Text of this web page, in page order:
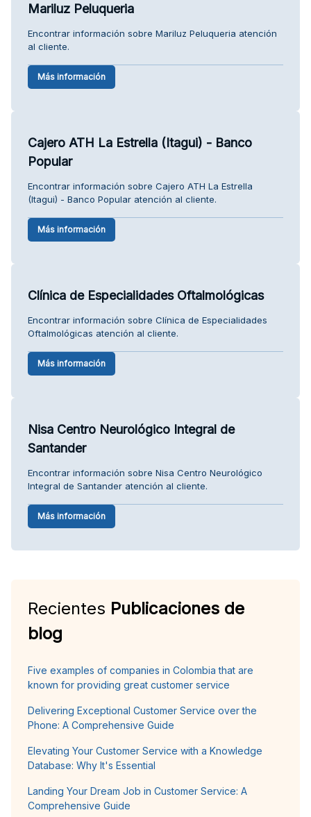
Mariluz Peluqueria
Encontrar información sobre Mariluz Peluqueria atención
al cliente.
Más información
Cajero ATH La Estrella (Itagui) - Banco
Popular
Encontrar información sobre Cajero ATH La Estrella
(Itagui) - Banco Popular atención al cliente.
Más información
Clínica de Especialidades Oftalmológicas
Encontrar información sobre Clínica de Especialidades
Oftalmológicas atención al cliente.
Más información
Nisa Centro Neurológico Integral de
Santander
Encontrar información sobre Nisa Centro Neurológico
Integral de Santander atención al cliente.
Más información
Recientes Publicaciones de
blog
Five examples of companies in Colombia that are
known for providing great customer service
Delivering Exceptional Customer Service over the
Phone: A Comprehensive Guide
Elevating Your Customer Service with a Knowledge
Database: Why It's Essential
Landing Your Dream Job in Customer Service: A
Comprehensive Guide